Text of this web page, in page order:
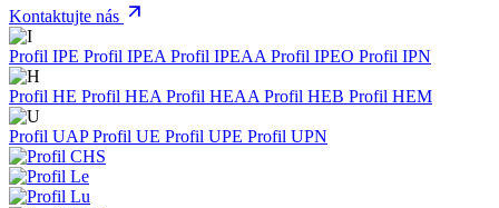
Kontaktujte nás
Profil IPE Profil IPEA Profil IPEAA Profil IPEO Profil IPN
Profil HE Profil HEA Profil HEAA Profil HEB Profil HEM
Profil UAPProfil UE Profil UPE Profil UPN